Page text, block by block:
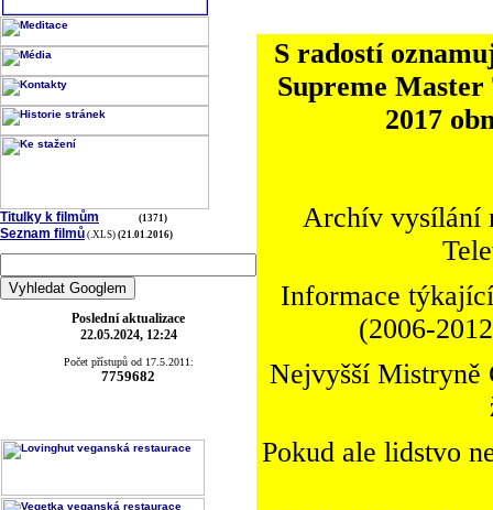
Titulky k filmům (1371)
Seznam filmů (.XLS) (21.01.2016)
Poslední aktualizace
22.05.2024, 12:24
Počet přístupů od 17.5.2011:
7759682
S radostí
Supreme
2017
Archív vysílání
Informace
(2006-
Nejvyšší Mistryně
Pokud ale lidstvo